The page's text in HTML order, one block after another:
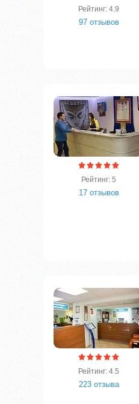
Рейтинг: 4.9
97 отзывов
Рейтинг: 5
17 отзывов
Рейтинг: 4.5
223 отзыва